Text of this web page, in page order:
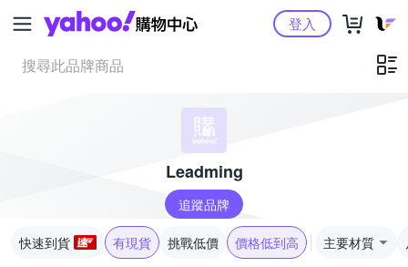
Yahoo購物中心登入
Leadming
追蹤品牌
快速到貨 有現貨 挑戰低價 價格低到高 主要材質